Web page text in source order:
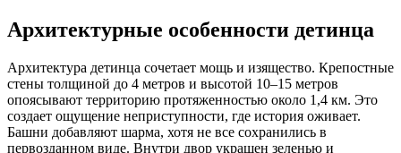
Архитектурные особенности детинца
Архитектура детинца сочетает мощь и изящество. Крепостные
стены толщиной до 4 метров и высотой 10–15 метров
опоясывают территорию протяженностью около 1,4 км. Это
создает ощущение неприступности, где история оживает.
Башни добавляют шарма, хотя не все сохранились в
первозданном виде. Внутри двор украшен зеленью и